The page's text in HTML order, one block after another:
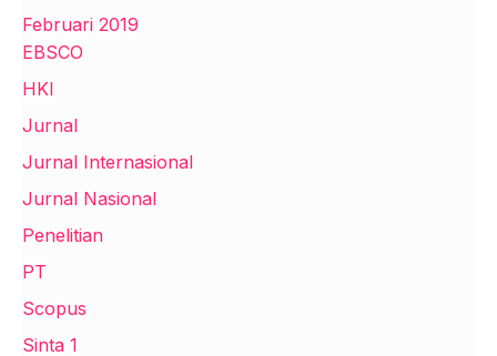
Februari 2019
EBSCO
HKI
Jurnal
Jurnal Internasional
Jurnal Nasional
Penelitian
PT
Scopus
Sinta 1